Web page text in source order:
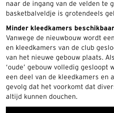
naar de ingang van de velden te
basketbalveldje is grotendeels
Minder kleedkamers beschikbaar
Vanwege de nieuwbouw wordt
en kleedkamers van de club
van het nieuwe gebouw plaats.
‘oude’ gebouw volledig gesloopt
een deel van de kleedkamers en
gevolg dat het voorkomt dat
altijd kunnen douchen.